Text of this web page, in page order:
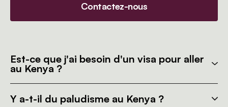
Contactez-nous
Est-ce que j'ai besoin d'un visa pour aller
au Kenya ?
Y a-t-il du paludisme au Kenya ?